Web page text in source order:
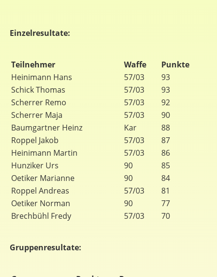
Einzelresultate:
Teilnehmer Waffe
Punkte
Heinimann Hans
57/03
93
Schick Thomas
57/03
93
Scherrer Remo
57/03
92
Scherrer Maja
57/03
90
Baumgartner Heinz
Kar
88
Roppel Jakob
57/03
87
Heinimann Martin
57/03
86
Hunziker Urs
90
85
Oetiker Marianne
90
84
Roppel Andreas
57/03
81
Oetiker Norman
90
77
Brechbühl Fredy
57/03 70
Gruppenresultate: